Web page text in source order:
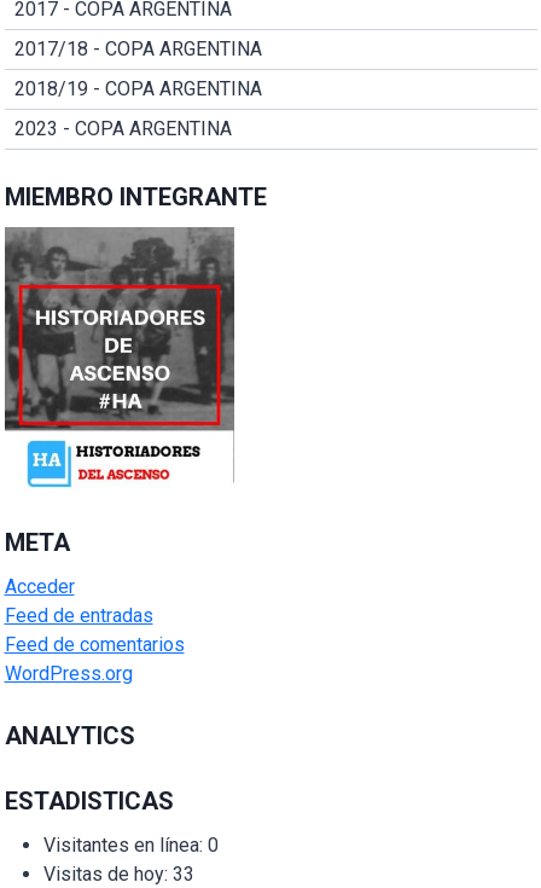
2017 - COPA ARGENTINA
2017/18 - COPA ARGENTINA
2018/19 - COPA ARGENTINA
2023 - COPA ARGENTINA
MIEMBRO INTEGRANTE
META
Acceder
Feed de entradas
Feed de comentarios
WordPress.org
ANALYTICS
ESTADISTICAS
Visitantes en línea: 0
Visitas de hoy: 33